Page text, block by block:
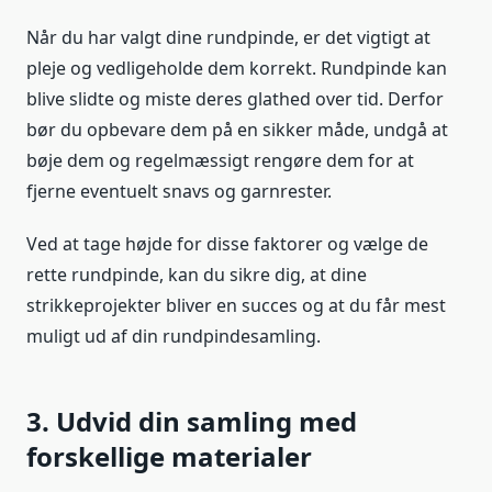
Når du har valgt dine rundpinde, er det vigtigt at
pleje og vedligeholde dem korrekt. Rundpinde kan
blive slidte og miste deres glathed over tid. Derfor
bør du opbevare dem på en sikker måde, undgå at
bøje dem og regelmæssigt rengøre dem for at
fjerne eventuelt snavs og garnrester.
Ved at tage højde for disse faktorer og vælge de
rette rundpinde, kan du sikre dig, at dine
strikkeprojekter bliver en succes og at du får mest
muligt ud af din rundpindesamling.
3. Udvid din samling med
forskellige materialer